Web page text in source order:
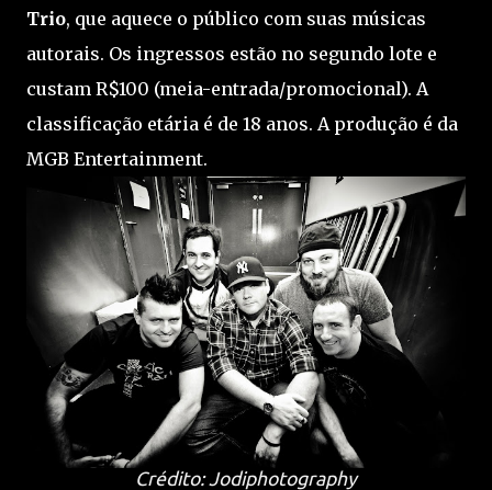
Trio, que aquece o público com suas músicas
autorais. Os ingressos estão no segundo lote e
custam R$100 (meia-entrada/promocional). A
classificação etária é de 18 anos. A produção é da
MGB Entertainment.
Crédito: Jodiphotography